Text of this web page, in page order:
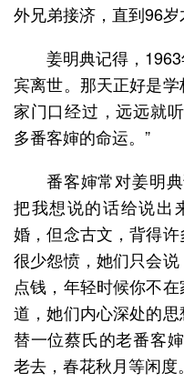
外兄弟接济，直到96岁
姜明典记得，
宾离世。那天正好是
家门口经过，远远就
多番客婶的命运。”
番客婶常对姜明
把我想说的话给说出
婚，但念古文，背得
很少怨愤，她们只会
点钱，年轻时候你不
道，她们内心深处的
替一位蔡氏的老番客
老去，春花秋月等闲度